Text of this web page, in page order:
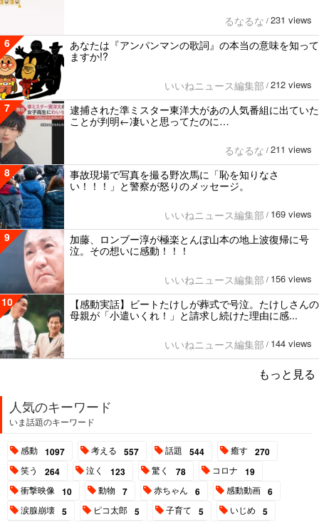
るなるな / 231 views
6
あなたは『アンパンマンの歌詞』の本当の意味を知って
ますか!?
いいねニュース編集部 / 212 views
7
逮捕された準ミスター東洋大があの人気番組に出ていた
ことが判明←凄いと思ってたのに…
るなるな / 211 views
8
事故現場で写真を撮る野次馬に「恥を知りなさ
い！！！」と警察が怒りのメッセージ。
いいねニュース編集部 / 169 views
9
加藤、ロンブー淳が極楽とんぼ山本の地上波復帰に号
泣。その想いに感動！！！
いいねニュース編集部 / 156 views
10
【感動実話】ビートたけしが葬式で号泣。たけしさんの
母親が「小遣いくれ！」と請求し続けた理由に感...
いいねニュース編集部 / 144 views
もっと見る
人気のキーワード
いま話題のキーワード
感動 1097 考える 557 話題 544 癒す 270
笑う 264 泣く 123 驚く 78 コロナ 19
衝撃映像 10 動物 7 赤ちゃん 6 感動動画 6
涙腺崩壊 5 ピコ太郎 5 子育て 5 いじめ 5